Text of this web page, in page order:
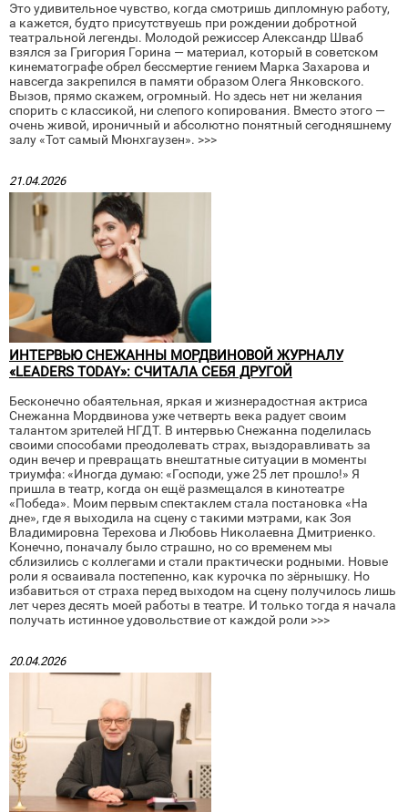
Это удивительное чувство, когда смотришь дипломную работу,
а кажется, будто присутствуешь при рождении добротной
театральной легенды. Молодой режиссер Александр Шваб
взялся за Григория Горина — материал, который в советском
кинематографе обрел бессмертие гением Марка Захарова и
навсегда закрепился в памяти образом Олега Янковского.
Вызов, прямо скажем, огромный. Но здесь нет ни желания
спорить с классикой, ни слепого копирования. Вместо этого —
очень живой, ироничный и абсолютно понятный сегодняшнему
залу «Тот самый Мюнхгаузен». >>>
21.04.2026
ИНТЕРВЬЮ СНЕЖАННЫ МОРДВИНОВОЙ ЖУРНАЛУ
«LEADERS TODAY»: СЧИТАЛА СЕБЯ ДРУГОЙ
Бесконечно обаятельная, яркая и жизнерадостная актриса
Снежанна Мордвинова уже четверть века радует своим
талантом зрителей НГДТ. В интервью Снежанна поделилась
своими способами преодолевать страх, выздоравливать за
один вечер и превращать внештатные ситуации в моменты
триумфа: «Иногда думаю: «Господи, уже 25 лет прошло!» Я
пришла в театр, когда он ещё размещался в кинотеатре
«Победа». Моим первым спектаклем стала постановка «На
дне», где я выходила на сцену с такими мэтрами, как Зоя
Владимировна Терехова и Любовь Николаевна Дмитриенко.
Конечно, поначалу было страшно, но со временем мы
сблизились с коллегами и стали практически родными. Новые
роли я осваивала постепенно, как курочка по зёрнышку. Но
избавиться от страха перед выходом на сцену получилось лишь
лет через десять моей работы в театре. И только тогда я начала
получать истинное удовольствие от каждой роли >>>
20.04.2026